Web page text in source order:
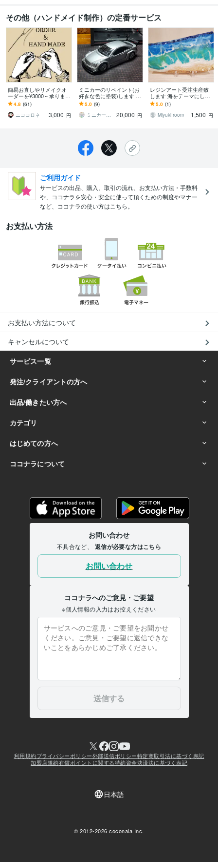
その他（ハンドメイド制作）の定番サービス
簡易お直しやリメイクオ
ーダーを¥3000～承ります
パンツの丈上げやお気に
入りの服をリメイクさせ
ていただきます！
4.8 (61)
ニココロネ
3,000 円
ミニカーのリペイント(お
好きな色に塗装)します 20
年自動車鈑金塗装をして
きたおじさんのミニカー
の塗装です。
5.0 (9)
ミニカーリペイント工房
20,000 円
レジンアート受注生産致
します 海をテーマにした
綺麗な作品です。
5.0 (1)
Miyuki room
1,500 円
ご利用ガイド
サービスの出品、購入、取引の流れ、お支払い方法・手数料
や、ココナラを安心・安全に使って頂くための制度やマナー
など、ココナラの使い方はこちら。
お支払い方法
お支払い方法について
キャンセルについて